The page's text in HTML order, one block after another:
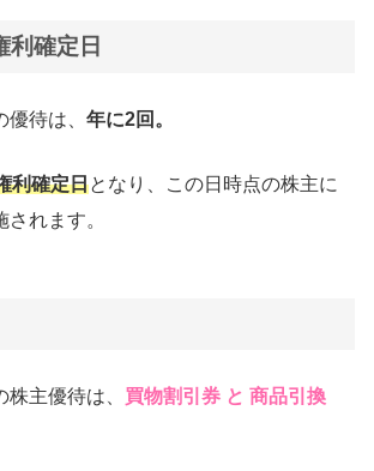
利確定日
待は、 年に2回。
利確定日となり、この日時点の株主に
れます。
主優待は、 買物割引券 と 商品引換